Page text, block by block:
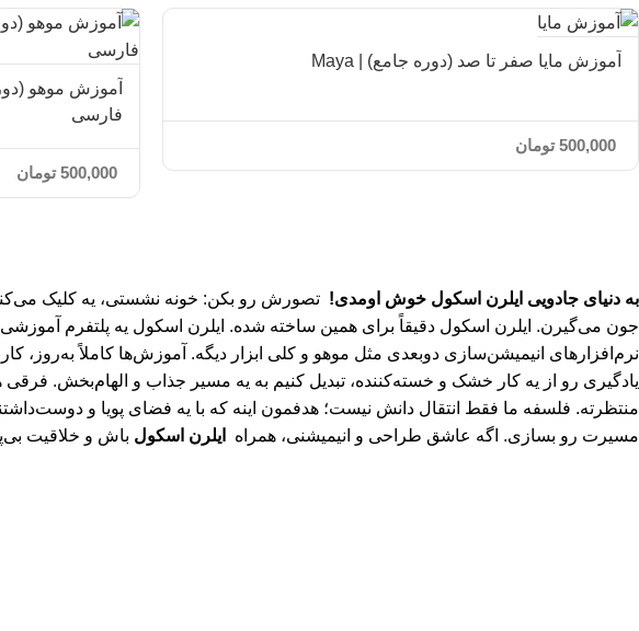
آموزش مایا صفر تا صد (دوره جامع) | Maya
500,000 تومان
آموزش موهو
فارسی
500,000 تومان
به دنیای جادویی ایلرن اسکول خوش اومدی! تصورش رو بکن: خونه نشستی، یه کلیک
جون می‌گیرن. ایلرن اسکول دقیقاً برای همین ساخته شده. ایلرن اسکول یه پلتفرم
نرم‌افزارهای انیمیشن‌سازی دوبعدی مثل موهو و کلی ابزار دیگه. آموزش‌ها کاملاً
منتظرته. فلسفه ما فقط انتقال دانش نیست؛ هدفمون اینه که با یه فضای پویا و
مسیرت رو بسازی. اگه عاشق طراحی و انیمیشنی، همراه
ایلرن اسکول باش و خلاقیت